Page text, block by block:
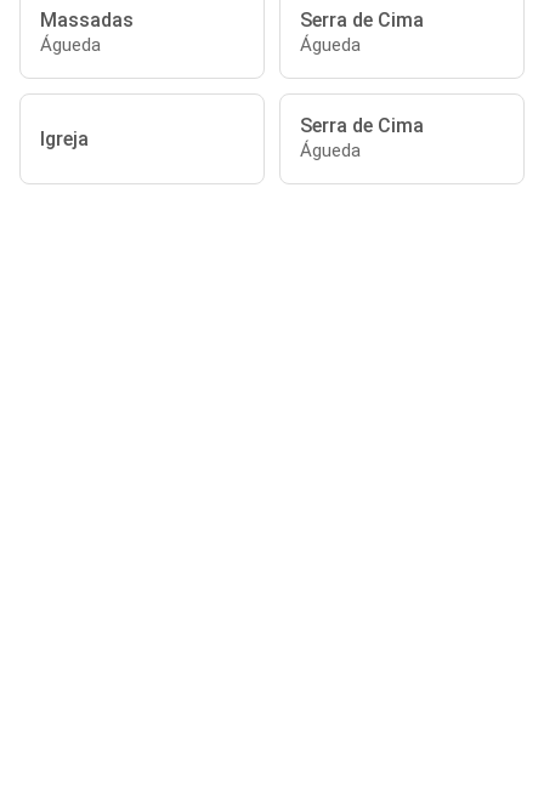
Massadas
Águeda
Serra de Cima
Águeda
Igreja
Serra de Cima
Águeda